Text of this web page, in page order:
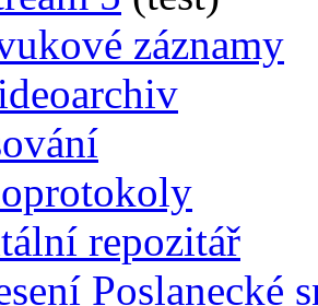
záznamy
repozitář
Poslanecké